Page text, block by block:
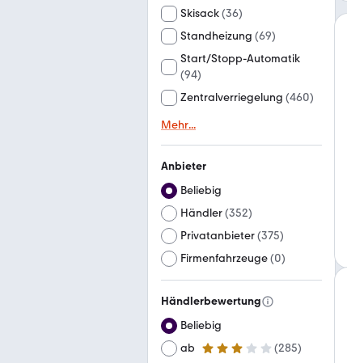
Skisack(36)
Standheizung (69)
Start/Stopp-Automatik
(94)
Zentralverriegelung (460)
Mehr...
Anbieter
Beliebig
Händler(352)
Privatanbieter(375)
Firmenfahrzeuge(0)
Händlerbewertung
Beliebig
ab
3 Sterne (285)